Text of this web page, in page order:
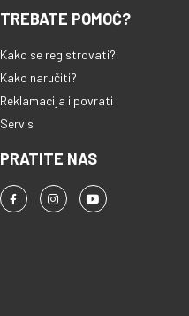
TREBATE POMOĆ?
Kako se registrovati?
Kako naručiti?
Reklamacija i povrati
Servis
PRATITE NAS